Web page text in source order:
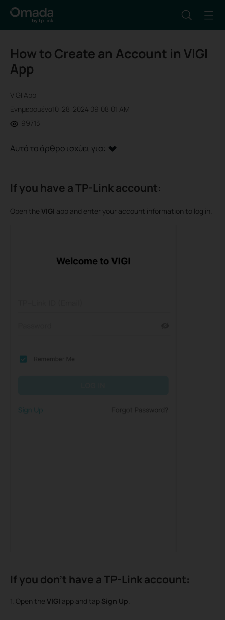
How to Create an Account in VIGI
App
VIGI App
Ενημερομένα10-28-2024 09:08:01 AM
99713
Αυτό το άρθρο ισχύει για:
If you have a TP-Link account:
Open the VIGI app and enter your account information to log in.
If you don’t have a TP-Link account:
1. Open the VIGI app and tap Sign Up.